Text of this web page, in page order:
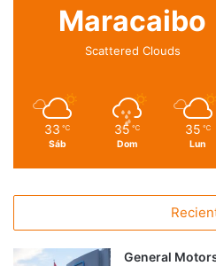
Maracaibo
Scattered Clouds
33 ℃
Sáb
35 ℃
Dom
35 ℃
Lun
General